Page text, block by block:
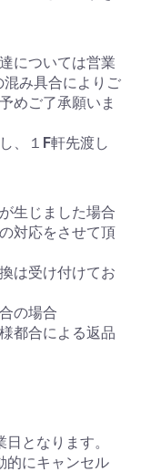
については営業
み具合によりご
めご了承願いま
、１F軒先渡し
生じました場合
対応をさせて頂
は受け付けてお
の場合
都合による返品
となります。
的にキャンセル